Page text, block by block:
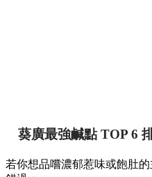
葵廣最強鹹點 TOP 6
若你想品嚐濃郁惹味或飽肚